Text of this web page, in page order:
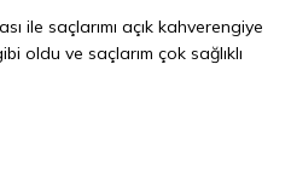
ile saçlarımı açık kahverengiye
oldu ve saçlarım çok sağlıklı